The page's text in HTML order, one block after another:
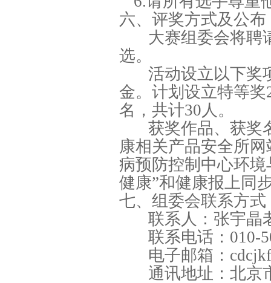
六、评奖方式及公布
大赛组委会将聘
选。
活动设立以下奖
金。计划设立特等
名，共计30人。
获奖作品、获奖
康相关产品安全所
病预防控制中心环
健康”和健康报上同
七、组委会联系方式
联系人：张宇晶
联系电话：010-
电子邮箱：
通讯地址：北京